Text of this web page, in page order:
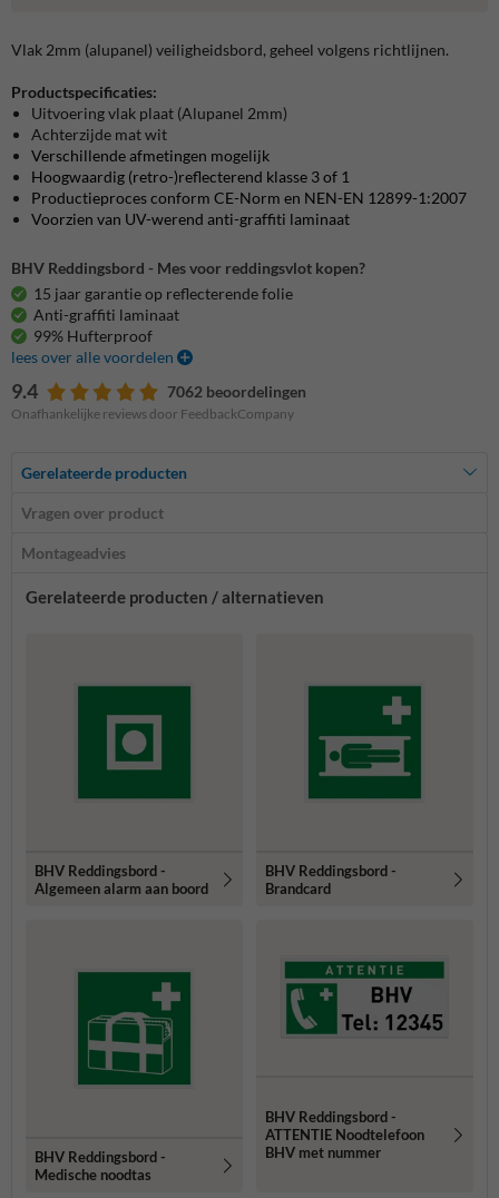
Vlak 2mm (alupanel) veiligheidsbord, geheel volgens richtlijnen.
Productspecificaties:
Uitvoering vlak plaat (Alupanel 2mm)
Achterzijde mat wit
Verschillende afmetingen mogelijk
Hoogwaardig (retro-)reflecterend klasse 3 of 1
Productieproces conform CE-Norm en NEN-EN 12899-1:2007
Voorzien van UV-werend anti-graffiti laminaat
BHV Reddingsbord - Mes voor reddingsvlot kopen?
15 jaar garantie op reflecterende folie
Anti-graffiti laminaat
99% Hufterproof
lees over alle voordelen
9.4 7062 beoordelingen
Onafhankelijke reviews door FeedbackCompany
Gerelateerde producten
Vragen over product
Montageadvies
Gerelateerde producten / alternatieven
BHV Reddingsbord -
Algemeen alarm aan boord
BHV Reddingsbord -
Brandcard
BHV Reddingsbord -
Medische noodtas
BHV Reddingsbord -
ATTENTIE Noodtelefoon
BHV met nummer